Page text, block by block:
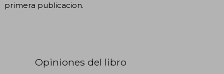
primera publicacion.
Opiniones del libro